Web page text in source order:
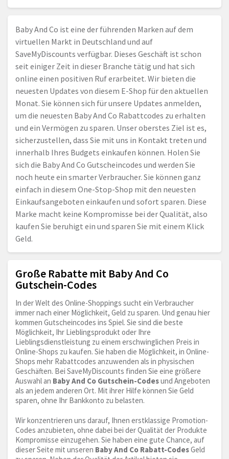
Baby And Co ist eine der führenden Marken auf dem
virtuellen Markt in Deutschland und auf
SaveMyDiscounts verfügbar. Dieses Geschäft ist schon
seit einiger Zeit in dieser Branche tätig und hat sich
online einen positiven Ruf erarbeitet. Wir bieten die
neuesten Updates von diesem E-Shop für den aktuellen
Monat. Sie können sich für unsere Updates anmelden,
um die neuesten Baby And Co Rabattcodes zu erhalten
und ein Vermögen zu sparen. Unser oberstes Ziel ist es,
sicherzustellen, dass Sie mit uns in Kontakt treten und
innerhalb Ihres Budgets einkaufen können. Holen Sie
sich die Baby And Co Gutscheincodes und werden Sie
noch heute ein smarter Verbraucher. Sie können ganz
einfach in diesem One-Stop-Shop mit den neuesten
Einkaufsangeboten einkaufen und sofort sparen. Diese
Marke macht keine Kompromisse bei der Qualität, also
kaufen Sie beruhigt ein und sparen Sie mit einem Klick
Geld.
Große Rabatte mit Baby And Co
Gutschein-Codes
In der Welt des Online-Shoppings sucht ein Verbraucher
immer nach einer Möglichkeit, Geld zu sparen. Und genau hier
kommen Gutscheincodes ins Spiel. Sie sind die beste
Möglichkeit, Ihr Lieblingsprodukt oder Ihre
Lieblingsdienstleistung zu einem erschwinglichen Preis in
Online-Shops zu kaufen. Sie haben die Möglichkeit, in Online-
Shops mehr Rabattcodes anzuwenden als in physischen
Geschäften. Bei SaveMyDiscounts finden Sie eine größere
Auswahl an Baby And Co Gutschein-Codesund Angeboten
als an jedem anderen Ort. Mit ihrer Hilfe können Sie Geld
sparen, ohne Ihr Bankkonto zu belasten.
Wir konzentrieren uns darauf, Ihnen erstklassige Promotion-
Codes anzubieten, ohne dabei bei der Qualität der Produkte
Kompromisse einzugehen. Sie haben eine gute Chance, auf
dieser Seite mit unseren Baby And Co Rabatt-CodesGeld